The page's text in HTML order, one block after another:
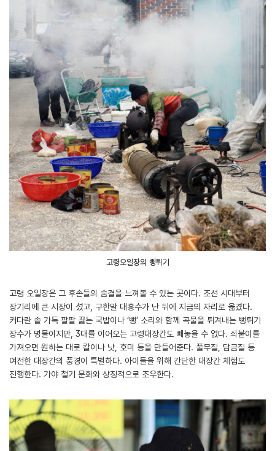
고령오일장의 뻥튀기
고령 오일장은 그 후손들의 숨결을 느껴볼 수 있는 곳이다. 조선 시대부터
장기리에 큰 시장이 섰고, 구한말 대홍수가 난 뒤에 지금의 자리로 옮겼다.
커다란 솥 가득 팔팔 끓는 국밥이나 ‘뻥’ 소리와 함께 곡물을 튀겨내는 뻥튀기
장수가 명물이지만, 3대를 이어오는 고령대장간도 빼놓을 수 없다. 쇠붙이를
가져오면 원하는 대로 칼이나 낫, 호미 등을 만들어준다. 풀무질, 담금질 등
여전한 대장간의 풍경이 특별하다. 아이들을 위해 간단한 대장간 체험도
진행한다. 가야 철기 문화와 상징적으로 조우한다.